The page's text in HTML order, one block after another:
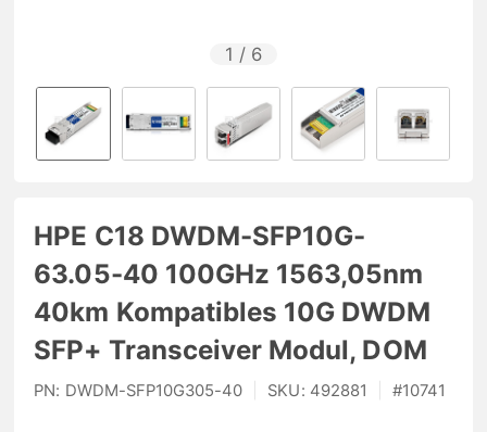
1 / 6
HPE C18 DWDM-SFP10G-
63.05-40 100GHz 1563,05nm
40km Kompatibles 10G DWDM
SFP+ Transceiver Modul, DOM
PN: DWDM-SFP10G305-40 SKU: 492881 #10741